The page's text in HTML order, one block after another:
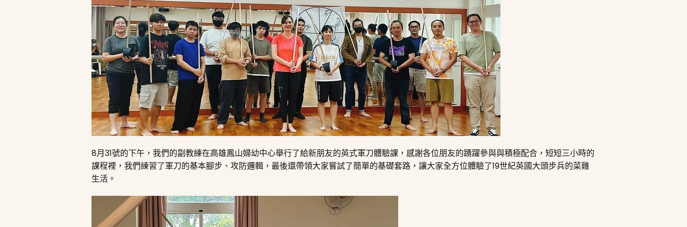
8月31號的下午，我們的副教練在高雄鳳山婦幼中心舉行了給新朋友的英式軍刀體驗課，感謝各位朋友的踴躍參與與積極配合，短短三小時的
課程裡，我們練習了軍刀的基本腳步、攻防邏輯，最後還帶領大家嘗試了簡單的基礎套路，讓大家全方位體驗了19世紀英國大頭步兵的菜雞
生活。